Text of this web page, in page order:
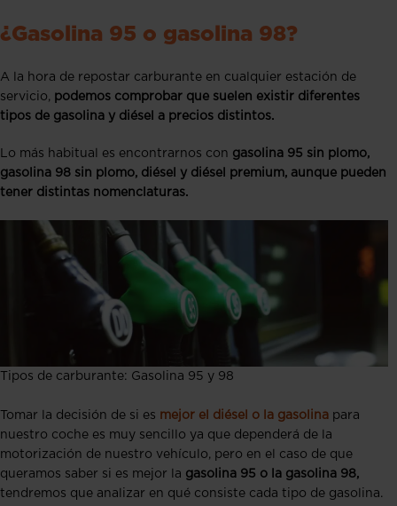
¿Gasolina 95 o gasolina 98?
A la hora de repostar carburante en cualquier estación de
servicio, podemos comprobar que suelen existir diferentes
tipos de gasolina y diésel a precios distintos.
Lo más habitual es encontrarnos con gasolina 95 sin plomo,
gasolina 98 sin plomo, diésel y diésel premium, aunque pueden
tener distintas nomenclaturas.
Tipos de carburante: Gasolina 95 y 98
Tomar la decisión de si es mejor el diésel o la gasolina para
nuestro coche es muy sencillo ya que dependerá de la
motorización de nuestro vehículo, pero en el caso de que
queramos saber si es mejor la gasolina 95 o la gasolina 98,
tendremos que analizar en qué consiste cada tipo de gasolina.